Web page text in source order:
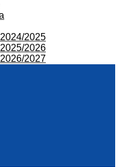
2025
2026
2027